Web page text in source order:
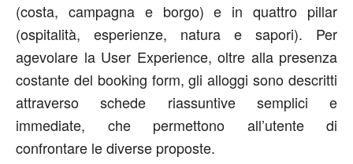
(costa, campagna e borgo) e in quattro pillar
(ospitalità, esperienze, natura e sapori). Per
agevolare la User Experience, oltre alla presenza
costante del booking form, gli alloggi sono descritti
attraverso schede riassuntive semplici e
immediate, che permettono all’utente di
confrontare le diverse proposte.